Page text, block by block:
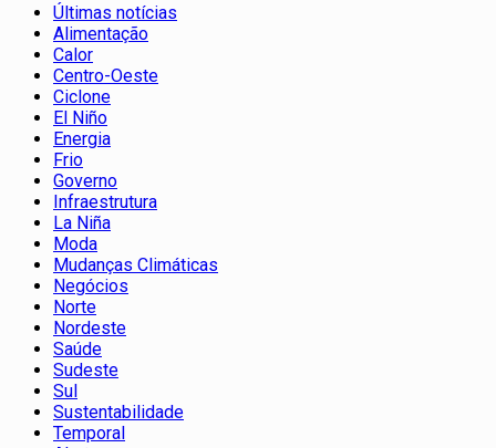
Últimas notícias
Alimentação
Calor
Centro-Oeste
Ciclone
El Niño
Energia
Frio
Governo
Infraestrutura
La Niña
Moda
Mudanças Climáticas
Negócios
Norte
Nordeste
Saúde
Sudeste
Sul
Sustentabilidade
Temporal